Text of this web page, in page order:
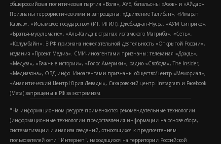
общероссийская политическая партия «Воля», АУЕ, батальоны «Азов» и «Айдар».
Признаны террористическими и запрещены: «Движение Талибан», «Имарат
Кавказ», «Исламское государство» (ИГ, ИГИЛ), Джебхад-ан-Нусра, «АУМ Синрике»,
«Братья-мусульмане», «Аль-Каида в странах исламского Магриба», «Сеть»,
«Колумбайн». В РФ признана нежелательной деятельность «Открытой России»,
издания «Проект Медиа». СМИ-иноагентами признаны: телеканал «Дождь»,
«Медуза», «Важные истории», «Голос Америки», радио «Свобода», The Insider,
«Медиазона», ОВД-инфо. Иноагентами признаны общество/центр «Мемориал»,
«Аналитический Центр Юрия Левады», Сахаровский центр. Instagram и Facebook
(Metа) запрещены в РФ за экстремизм.
"На информационном ресурсе применяются рекомендательные технологии
(информационные технологии предоставления информации на основе сбора,
систематизации и анализа сведений, относящихся к предпочтениям
пользователей сети "Интернет", находящихся на территории Российской